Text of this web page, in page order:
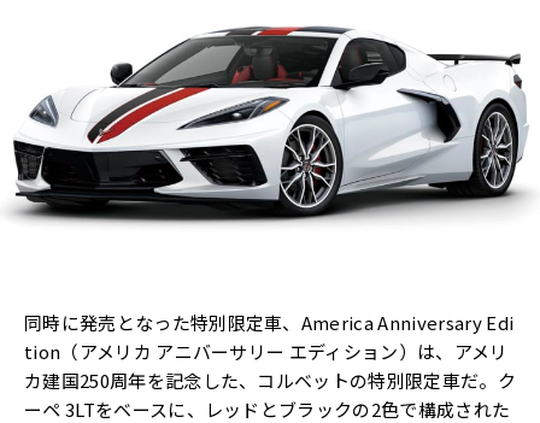
同時に発売となった特別限定車、America Anniversary Edi
tion（アメリカ アニバーサリー エディション）は、アメリ
カ建国250周年を記念した、コルベットの特別限定車だ。ク
ーペ 3LTをベースに、レッドとブラックの2色で構成された